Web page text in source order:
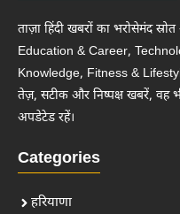
ताज़ा हिंदी खबरों का भरोसेमंद
Education & Career,
Knowledge, Fitness &
तेज़, सटीक और निष्पक्ष खबरें, वह
अपडेटेड रहें।
Categories
हरियाणा